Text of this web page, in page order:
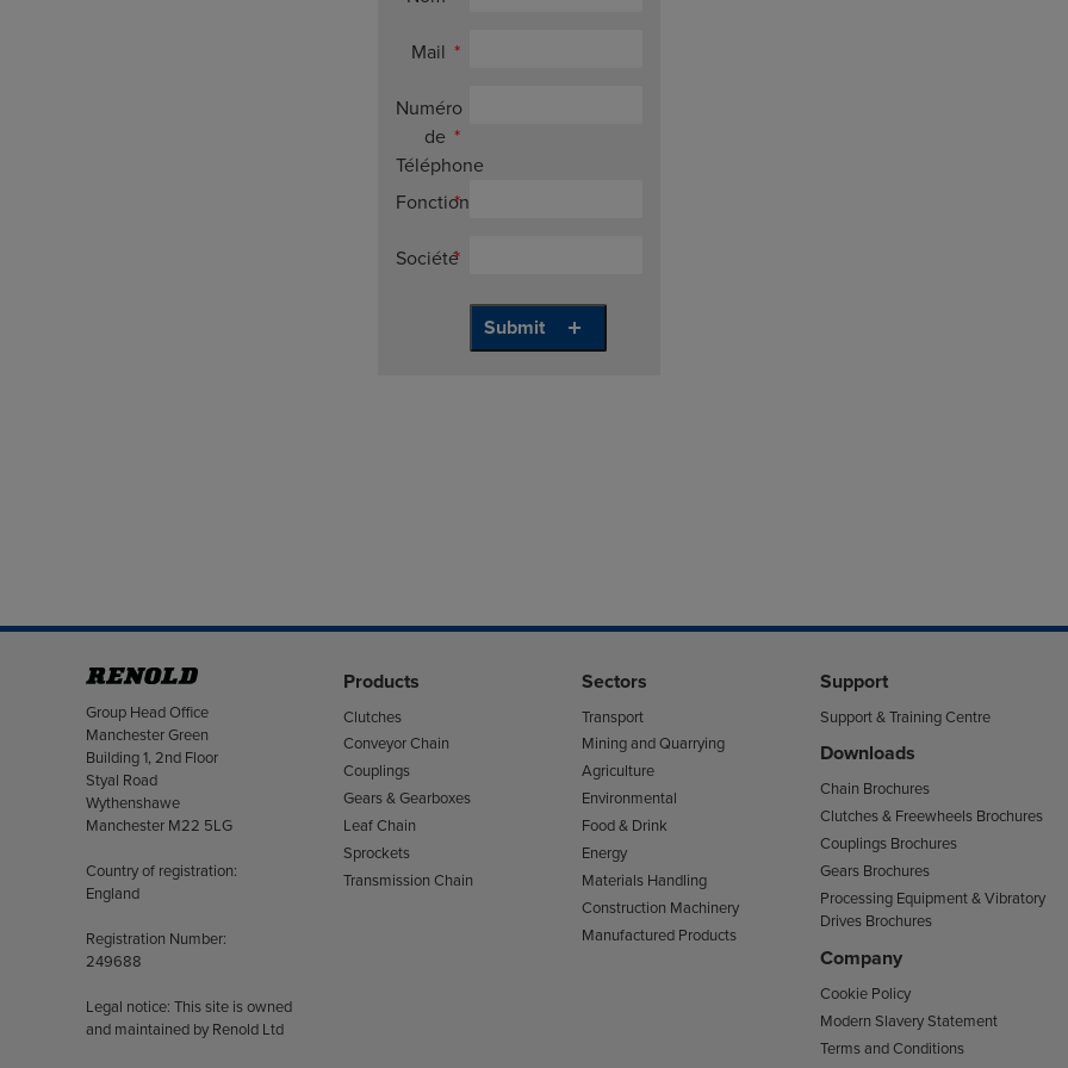
Mail
Numéro
de
Téléphone
Fonction
Société
Address
Group Head Office
Manchester Green
Building 1, 2nd Floor
Styal Road
Wythenshawe
Manchester M22 5LG
Country of registration:
England
Registration Number:
249688
Legal notice: This site is owned
and maintained by Renold Ltd
Products
Clutches
Conveyor Chain
Couplings
Gears & Gearboxes
Leaf Chain
Sprockets
Transmission Chain
Sectors
Transport
Mining and Quarrying
Agriculture
Environmental
Food & Drink
Energy
Materials Handling
Construction Machinery
Manufactured Products
Support
Support & Training Centre
Downloads
Chain Brochures
Clutches & Freewheels Brochures
Couplings Brochures
Gears Brochures
Processing Equipment & Vibratory
Drives Brochures
Company
Cookie Policy
Modern Slavery Statement
Terms and Conditions